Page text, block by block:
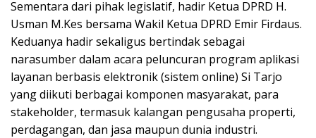
Sementara dari pihak legislatif, hadir Ketua DPRD H.
Usman M.Kes bersama Wakil Ketua DPRD Emir Firdaus.
Keduanya hadir sekaligus bertindak sebagai
narasumber dalam acara peluncuran program aplikasi
layanan berbasis elektronik (sistem online) Si Tarjo
yang diikuti berbagai komponen masyarakat, para
stakeholder, termasuk kalangan pengusaha properti,
perdagangan, dan jasa maupun dunia industri.